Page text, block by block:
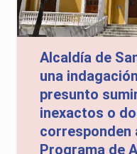
Alcaldía de
una
presunto
inexactos o
corresponden
Programa de